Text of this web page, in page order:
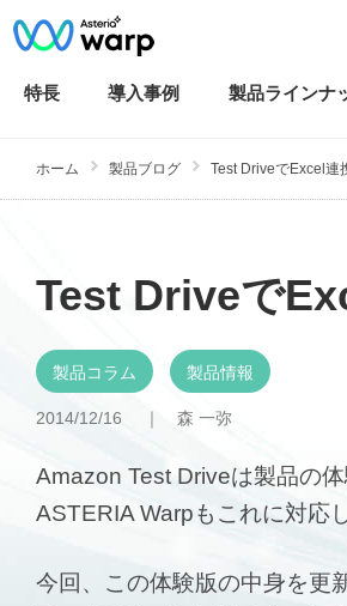
特長 導入事例 製品ラインナ
ホーム 製品ブログ Test DriveでExcel連
Test Driveで
製品コラム 製品情報
2014/12/16 ｜ 森 一弥
Amazon Test Driveは製品の
ASTERIA Warpもこれに対応
今回、この体験版の中身を更